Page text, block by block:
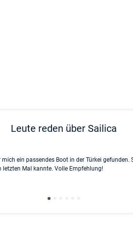
Leute reden über Sailica
ein passendes Boot in der Türkei gefunden.
letzten Mal kannte. Volle Empfehlung!